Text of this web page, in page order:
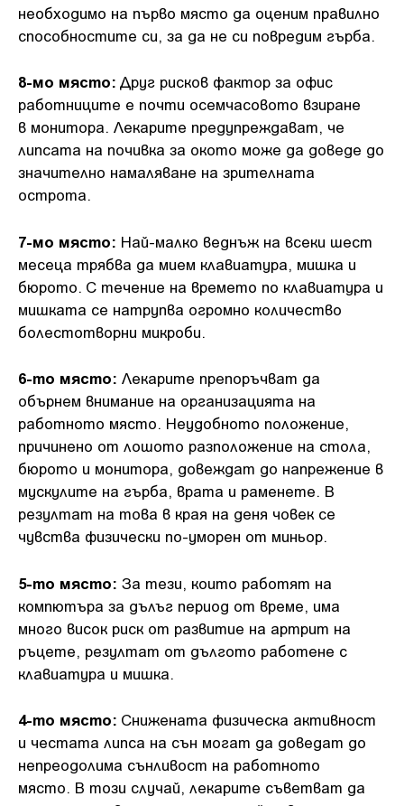
необходимо на първо място да оценим правилно
способностите си, за да не си повредим гърба.
8-мо място: Друг рисков фактор за офис
работниците е почти осемчасовото взиране
в монитора. Лекарите предупреждават, че
липсата на почивка за окото може да доведе до
значително намаляване на зрителната
острота.
7-мо място: Най-малко веднъж на всеки шест
месеца трябва да мием клавиатура, мишка и
бюрото. С течение на времето по клавиатура и
мишката се натрупва огромно количество
болестотворни микроби.
6-то място: Лекарите препоръчват да
обърнем внимание на организацията на
работното място. Неудобното положение,
причинено от лошото разположение на стола,
бюрото и монитора, довеждат до напрежение в
мускулите на гърба, врата и раменете. В
резултат на това в края на деня човек се
чувства физически по-уморен от миньор.
5-то място: За тези, които работят на
компютъра за дълъг период от време, има
много висок риск от развитие на артрит на
ръцете, резултат от дългото работене с
клавиатура и мишка.
4-то място: Снижената физическа активност
и честата липса на сън могат да доведат до
непреодолима сънливост на работното
място. В този случай, лекарите съветват да